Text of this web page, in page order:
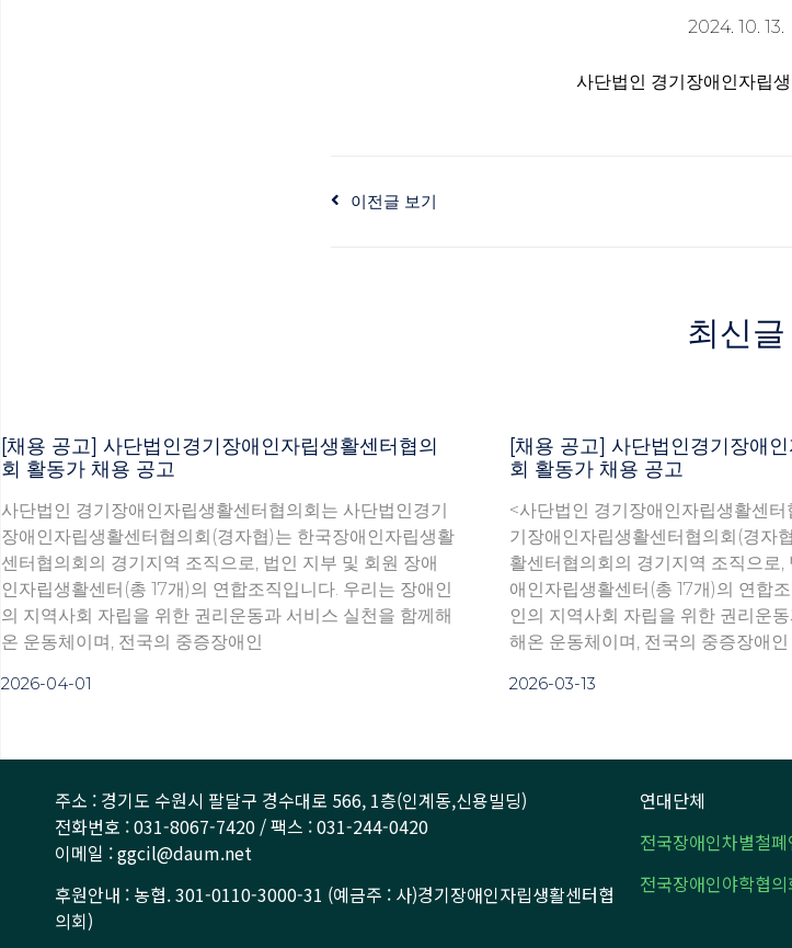
2024. 10. 13.
사단법인 경기장애인자립
이전글 보기
최신글
[채용 공고] 사단법인경기장애인자립생활센터협의
회 활동가 채용 공고
사단법인 경기장애인자립생활센터협의회는 사단법인경기
장애인자립생활센터협의회(경자협)는 한국장애인자립생활
센터협의회의 경기지역 조직으로, 법인 지부 및 회원 장애
인자립생활센터(총 17개)의 연합조직입니다. 우리는 장애인
의 지역사회 자립을 위한 권리운동과 서비스 실천을 함께해
온 운동체이며, 전국의 중증장애인
2026-04-01
[채용 공고] 사단법인경기장애
회 활동가 채용 공고
<사단법인 경기장애인자립생활센
기장애인자립생활센터협의회(경자
활센터협의회의 경기지역 조직으로,
애인자립생활센터(총 17개)의 연합
인의 지역사회 자립을 위한 권리운
해온 운동체이며, 전국의 중증장애인
2026-03-13
주소 : 경기도 수원시 팔달구 경수대로 566, 1층(인계동,신용빌딩)
전화번호 : 031-8067-7420 / 팩스 : 031-244-0420
이메일 : ggcil@daum.net
후원안내 : 농협. 301-0110-3000-31 (예금주 : 사)경기장애인자립생활센터협
의회)
연대단체
전국장애인차별철폐
전국장애인야학협의